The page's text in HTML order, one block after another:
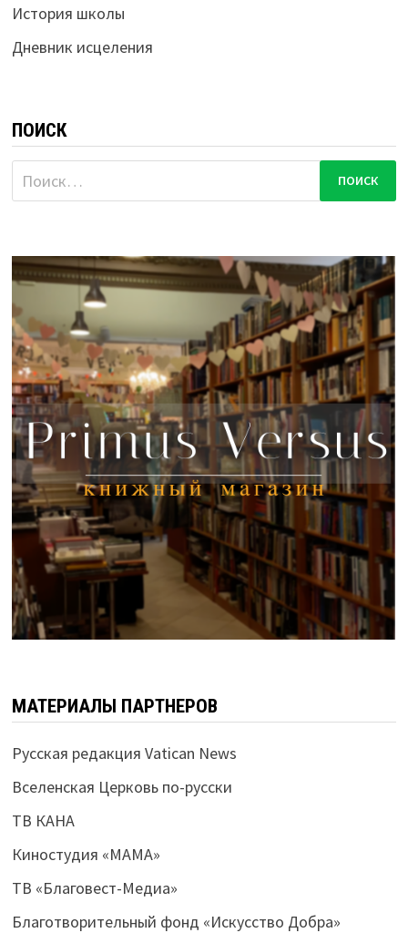
История школы
Дневник исцеления
ПОИСК
Найти:
МАТЕРИАЛЫ ПАРТНЕРОВ
Русская редакция Vatican News
Вселенская Церковь по-русски
ТВ КАНА
Киностудия «МАМА»
ТВ «Благовест-Медиа»
Благотворительный фонд «Искусство Добра»